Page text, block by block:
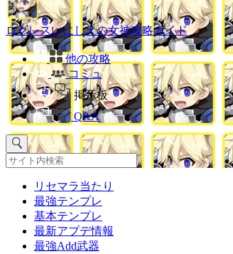
ログレスいにしえの女神攻略ガイド
他の攻略
コミュ
掲示板
Q&A
リセマラ当たり
最強テンプレ
基本テンプレ
最新アプデ情報
最強Add武器